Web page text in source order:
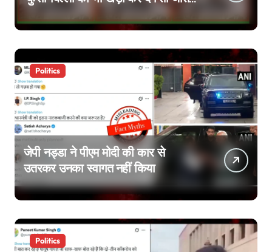
जाएंगे’, वायरल वीडियो एडिटेड है
Politics
जेपी नड्डा ने पीएम मोदी की कार से
उतरकर उनका स्वागत नहीं किया
Politics